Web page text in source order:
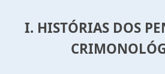
I. HISTÓRIAS DOS